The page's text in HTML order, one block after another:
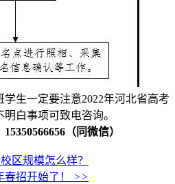
学生一定要注意2022年河北省高考
白事项可致电咨询。
15350566656（同微信）
区规模怎么样？
春招开始了！ >>